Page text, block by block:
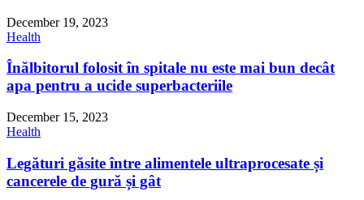
December 19, 2023
Health
Înălbitorul folosit în spitale nu este mai bun decât
apa pentru a ucide superbacteriile
December 15, 2023
Health
Legături găsite între alimentele ultraprocesate și
cancerele de gură și gât